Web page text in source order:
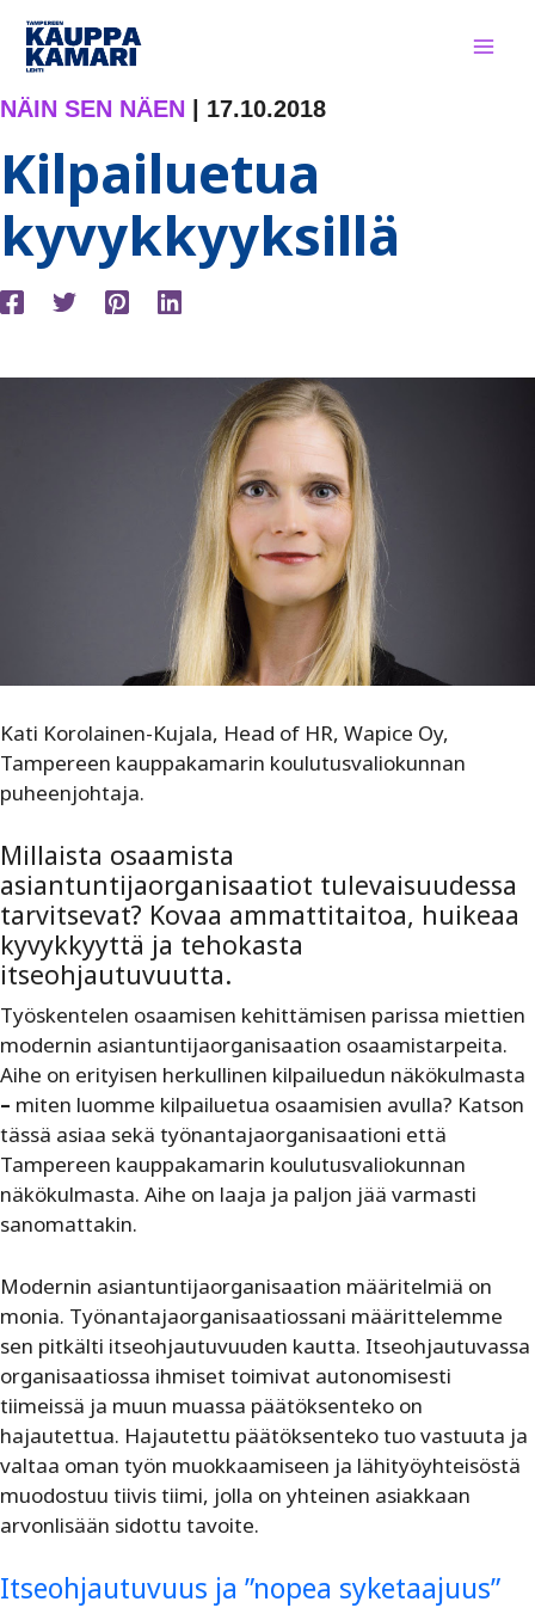
Siirry
sisältöön
NÄIN SEN NÄEN 17.10.2018
Kilpailuetua
kyvykkyyksillä
Kati Korolainen-Kujala, Head of HR, Wapice Oy,
Tampereen kauppakamarin koulutusvaliokunnan
puheenjohtaja.
Millaista osaamista
asiantuntijaorganisaatiot tulevaisuudessa
tarvitsevat? Kovaa ammattitaitoa, huikeaa
kyvykkyyttä ja tehokasta
itseohjautuvuutta.
Työskentelen osaamisen kehittämisen parissa miettien
modernin asiantuntijaorganisaation osaamistarpeita.
Aihe on erityisen herkullinen kilpailuedun näkökulmasta
– miten luomme kilpailuetua osaamisien avulla? Katson
tässä asiaa sekä työnantajaorganisaationi että
Tampereen kauppakamarin koulutusvaliokunnan
näkökulmasta. Aihe on laaja ja paljon jää varmasti
sanomattakin.
Modernin asiantuntijaorganisaation määritelmiä on
monia. Työnantajaorganisaatiossani määrittelemme
sen pitkälti itseohjautuvuuden kautta. Itseohjautuvassa
organisaatiossa ihmiset toimivat autonomisesti
tiimeissä ja muun muassa päätöksenteko on
hajautettua. Hajautettu päätöksenteko tuo vastuuta ja
valtaa oman työn muokkaamiseen ja lähityöyhteisöstä
muodostuu tiivis tiimi, jolla on yhteinen asiakkaan
arvonlisään sidottu tavoite.
Itseohjautuvuus ja ”nopea syketaajuus”